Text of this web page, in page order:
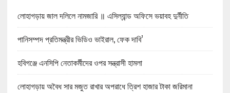
লোহাগড়ায় জাল দলিলে নামজারি ॥ এসিল্যান্ড অফিসে ভয়াবহ দুর্নীতি
পানিসম্পদ প্রতিমন্ত্রীর ভিডিও ভাইরাল, ফেক দাবি’
হবিগঞ্জে এনসিপি নেতাকর্মীদের ওপর সন্ত্রাসী হামলা
লোহাগড়ায় অবৈধ সার মজুত রাখার অপরাধে ত্রিশ হাজার টাকা জরিমানা